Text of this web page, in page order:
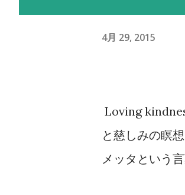
4月 29, 2015
Loving
と慈しみの瞑
メッタという